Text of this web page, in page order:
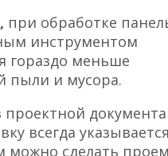
при обработке
инструментом
гораздо меньше
пыли и мусора.
проектной
всегда указывается
можно сделать